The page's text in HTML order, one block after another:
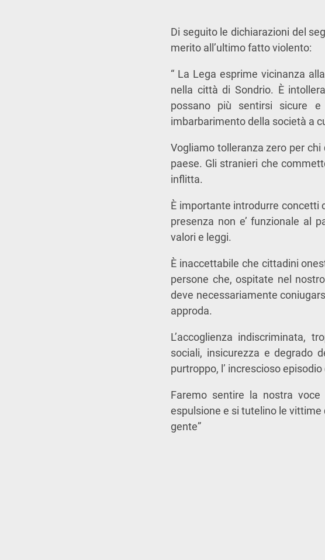
Di seguito le dichiarazioni del
merito all’ultimo fatto violento:
“ La Lega esprime vicinanza
nella città di Sondrio. È
possano più sentirsi sicure
imbarbarimento della società a
Vogliamo tolleranza zero per
paese. Gli stranieri che
inflitta.
È importante introdurre concetti
presenza non e’ funzionale al
valori e leggi.
È inaccettabile che cittadini
persone che, ospitate nel
deve necessariamente
approda.
L’accoglienza indiscriminata,
sociali, insicurezza e degrado
purtroppo, l’ increscioso episodio
Faremo sentire la nostra
espulsione e si tutelino le
gente”